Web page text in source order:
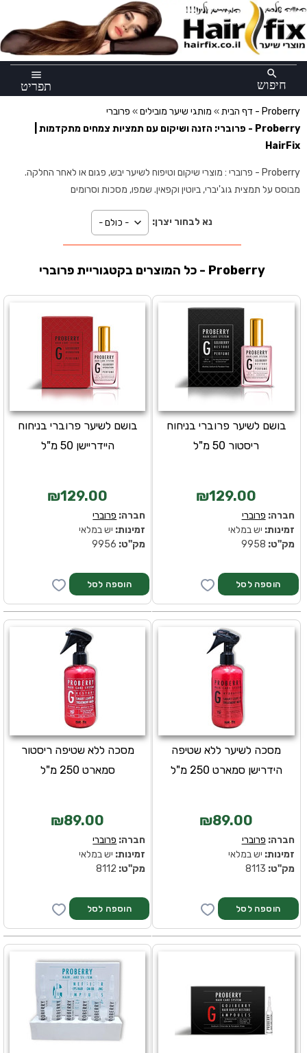
menu
תפריט
search
חיפוש
דף הבית» מותגי שיער מובילים»
פרוברי - Proberry
Proberry - פרוברי: הזנה ושיקום עם תמציות צמחים מתקדמות |
HairFix
Proberry - פרוברי : מוצרי שיקום וטיפוח לשיער יבש, פגום או לאחר החלקה.
מבוסס על תמצית גוג'יברי, ביוטין וקפאין. שמפו, מסכות וסרומים
נא לבחור יצרן:
כל המוצרים בקטגוריית פרוברי - Proberry
בושם לשיער פרוברי בניחוח
היידריישן 50 מ"ל
₪129.00
חברה: פרוברי
זמינות: יש במלאי
מק''ט:
בושם לשיער פרוברי בניחוח
ריסטור 50 מ"ל
₪129.00
חברה: פרוברי
זמינות: יש במלאי
מק''ט:
מסכה ללא שטיפה ריסטור
סמארט 250 מ"ל
₪89.00
חברה: פרוברי
זמינות: יש במלאי
מק''ט:
מסכה לשיער ללא שטיפה
הידרישן סמארט 250 מ"ל
₪89.00
חברה: פרוברי
זמינות: יש במלאי
מק''ט:
×